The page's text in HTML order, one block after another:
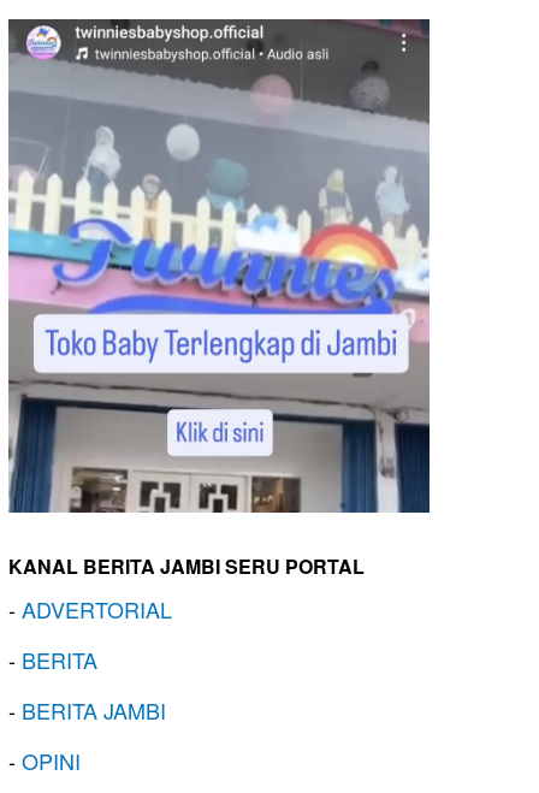
KANAL BERITA JAMBI SERU PORTAL
-ADVERTORIAL
- BERITA
- BERITA JAMBI
-OPINI